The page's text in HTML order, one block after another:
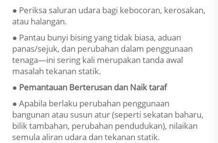
● Periksa saluran udara bagi kebocoran, kerosakan,
atau halangan.
● Pantau bunyi bising yang tidak biasa, aduan
panas/sejuk, dan perubahan dalam penggunaan
tenaga—ini sering kali merupakan tanda awal
masalah tekanan statik.
● Pemantauan Berterusan dan Naik taraf
● Apabila berlaku perubahan penggunaan
bangunan atau susun atur (seperti sekatan baharu,
bilik tambahan, perubahan pendudukan), nilaikan
semula aliran udara dan tekanan statik.